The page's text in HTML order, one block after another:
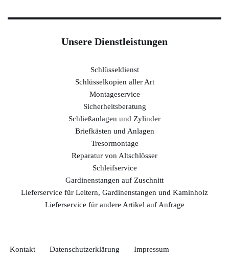
Unsere Dienstleistungen
Schlüsseldienst
Schlüsselkopien aller Art
Montageservice
Sicherheitsberatung
Schließanlagen und Zylinder
Briefkästen und Anlagen
Tresormontage
Reparatur von Altschlösser
Schleifservice
Gardinenstangen auf Zuschnitt
Lieferservice für Leitern, Gardinenstangen und Kaminholz
Lieferservice für andere Artikel auf Anfrage
Kontakt Datenschutzerklärung Impressum